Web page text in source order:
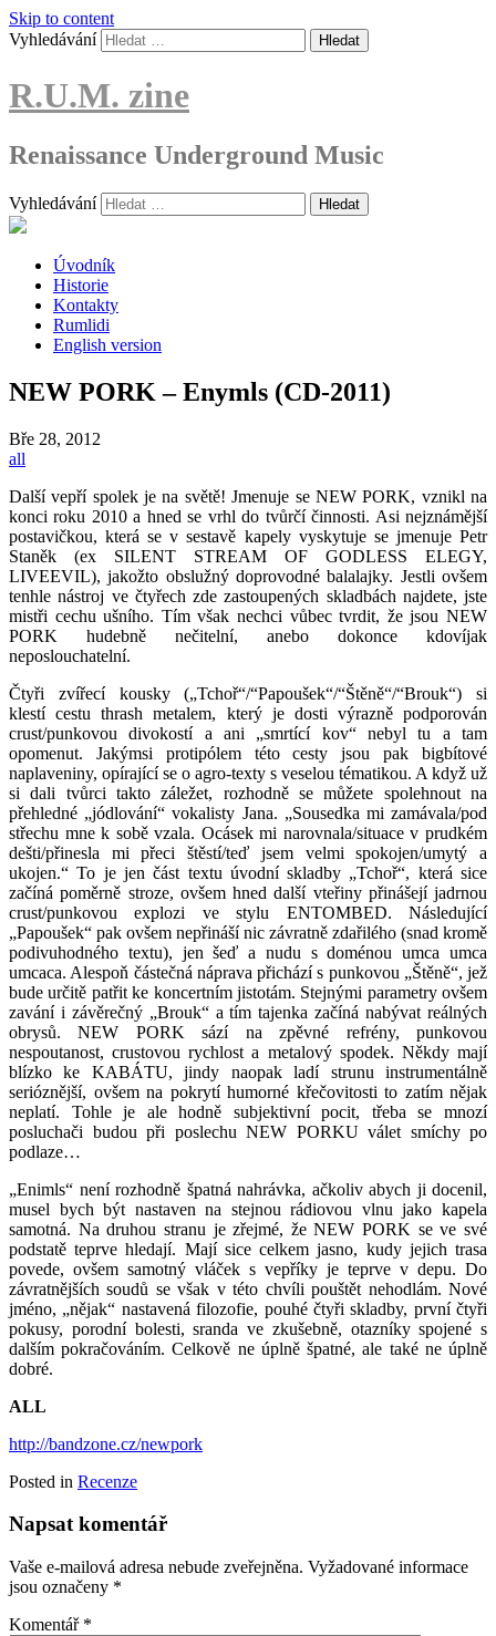
Skip to content
Vyhledávání
R.U.M. zine
Renaissance Underground Music
Vyhledávání
Úvodník
Historie
Kontakty
Rumlidi
English version
NEW PORK – Enymls (CD-2011)
Bře 28, 2012
all
Další vepří spolek je na světě! Jmenuje se NEW PORK, vznikl na
konci roku 2010 a hned se vrhl do tvůrčí činnosti. Asi nejznámější
postavičkou, která se v sestavě kapely vyskytuje se jmenuje Petr
Staněk (ex SILENT STREAM OF GODLESS ELEGY,
LIVEEVIL), jakožto obslužný doprovodné balalajky. Jestli ovšem
tenhle nástroj ve čtyřech zde zastoupených skladbách najdete, jste
mistři cechu ušního. Tím však nechci vůbec tvrdit, že jsou NEW
PORK hudebně nečitelní, anebo dokonce kdovíjak
neposlouchatelní.
Čtyři zvířecí kousky („Tchoř“/“Papoušek“/“Štěně“/“Brouk“) si
klestí cestu thrash metalem, který je dosti výrazně podporován
crust/punkovou divokostí a ani „smrtící kov“ nebyl tu a tam
opomenut. Jakýmsi protipólem této cesty jsou pak bigbítové
naplaveniny, opírající se o agro-texty s veselou tématikou. A když už
si dali tvůrci takto záležet, rozhodně se můžete spolehnout na
přehledné „jódlování“ vokalisty Jana. „Sousedka mi zamávala/pod
střechu mne k sobě vzala. Ocásek mi narovnala/situace v prudkém
dešti/přinesla mi přeci štěstí/teď jsem velmi spokojen/umytý a
ukojen.“ To je jen část textu úvodní skladby „Tchoř“, která sice
začíná poměrně stroze, ovšem hned další vteřiny přinášejí jadrnou
crust/punkovou explozi ve stylu ENTOMBED. Následující
„Papoušek“ pak ovšem nepřináší nic závratně zdařilého (snad kromě
podivuhodného textu), jen šeď a nudu s doménou umca umca
umcaca. Alespoň částečná náprava přichází s punkovou „Štěně“, jež
bude určitě patřit ke koncertním jistotám. Stejnými parametry ovšem
zavání i závěrečný „Brouk“ a tím tajenka začíná nabývat reálných
obrysů.
NEW PORK sází na zpěvné refrény, punkovou
nespoutanost, crustovou rychlost a metalový spodek. Někdy mají
blízko ke KABÁTU, jindy naopak ladí strunu instrumentálně
serióznější, ovšem na pokrytí humorné křečovitosti to zatím nějak
neplatí. Tohle je ale hodně subjektivní pocit, třeba se mnozí
posluchači budou při poslechu NEW PORKU válet smíchy po
podlaze…
„Enimls“ není rozhodně špatná nahrávka, ačkoliv abych ji docenil,
musel bych být nastaven na stejnou rádiovou vlnu jako kapela
samotná. Na druhou stranu je zřejmé, že NEW PORK se ve své
podstatě teprve hledají. Mají sice celkem jasno, kudy jejich trasa
povede, ovšem samotný vláček s vepříky je teprve v depu. Do
závratnějších soudů se však v této chvíli pouštět nehodlám. Nové
jméno, „nějak“ nastavená filozofie, pouhé čtyři skladby, první čtyři
pokusy, porodní bolesti, sranda ve zkušebně, otazníky spojené s
dalším pokračováním. Celkově ne úplně špatné, ale také ne úplně
dobré.
ALL
http://bandzone.cz/newpork
Posted in Recenze
Napsat komentář
Vaše e-mailová adresa nebude zveřejněna. Vyžadované informace
jsou označeny *
Komentář *